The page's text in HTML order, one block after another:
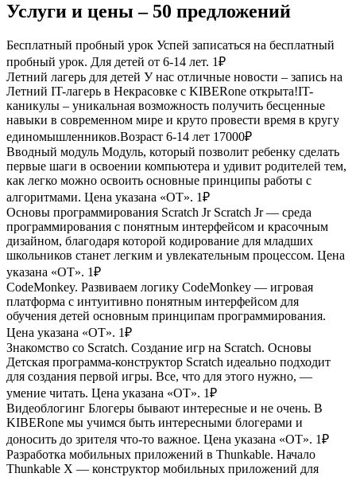
Услуги и цены – 50 предложений
Бесплатный пробный урок Успей записаться на бесплатный
пробный урок. Для детей от 6-14 лет. 1₽
Летний лагерь для детей У нас отличные новости – запись на
Летний IT-лагерь в Некрасовке с KIBERone открыта!IT-
каникулы – уникальная возможность получить бесценные
навыки в современном мире и круто провести время в кругу
единомышленников.Возраст 6-14 лет 17000₽
Вводный модуль Модуль, который позволит ребенку сделать
первые шаги в освоении компьютера и удивит родителей тем,
как легко можно освоить основные принципы работы с
алгоритмами. Цена указана «ОТ». 1₽
Основы программирования Scratch Jr Scratch Jr — среда
программирования с понятным интерфейсом и красочным
дизайном, благодаря которой кодирование для младших
школьников станет легким и увлекательным процессом. Цена
указана «ОТ». 1₽
CodeMonkey. Развиваем логику CodeMonkey — игровая
платформа с интуитивно понятным интерфейсом для
обучения детей основным принципам программирования.
Цена указана «ОТ». 1₽
Знакомство со Scratch. Создание игр на Scratch. Основы
Детская программа-конструктор Scratch идеально подходит
для создания первой игры. Все, что для этого нужно, —
умение читать. Цена указана «ОТ». 1₽
Видеоблогинг Блогеры бывают интересные и не очень. В
KIBERone мы учимся быть интересными блогерами и
доносить до зрителя что-то важное. Цена указана «ОТ». 1₽
Разработка мобильных приложений в Thunkable. Начало
Thunkable Х — конструктор мобильных приложений для